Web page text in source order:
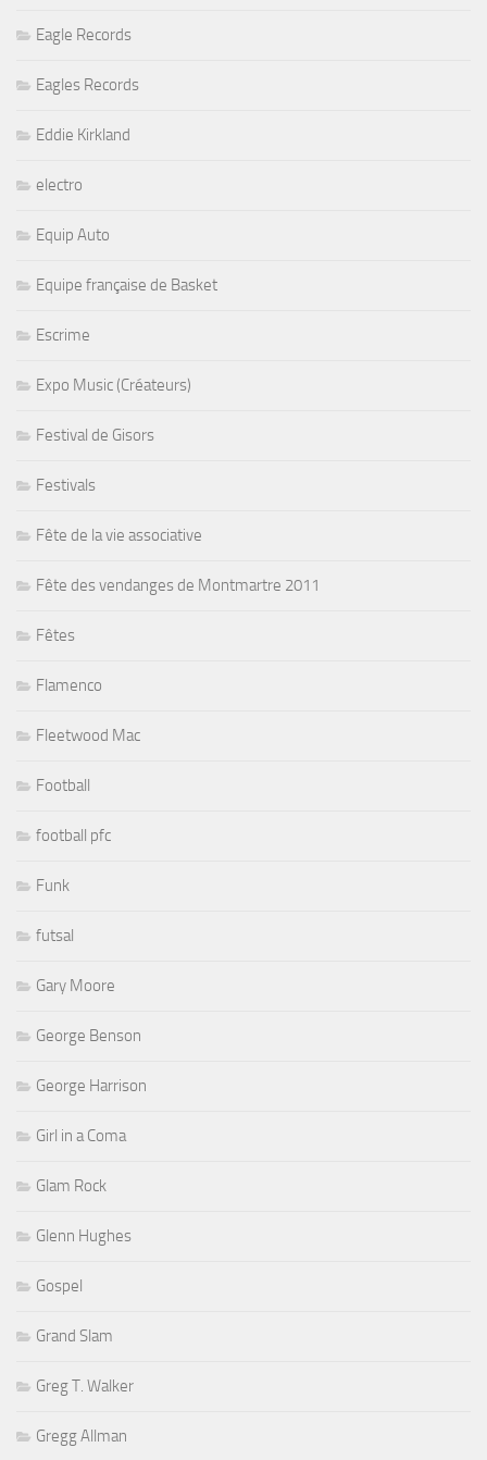
Eagle Records
Eagles Records
Eddie Kirkland
electro
Equip Auto
Equipe française de Basket
Escrime
Expo Music (Créateurs)
Festival de Gisors
Festivals
Fête de la vie associative
Fête des vendanges de Montmartre 2011
Fêtes
Flamenco
Fleetwood Mac
Football
football pfc
Funk
futsal
Gary Moore
George Benson
George Harrison
Girl in a Coma
Glam Rock
Glenn Hughes
Gospel
Grand Slam
Greg T. Walker
Gregg Allman